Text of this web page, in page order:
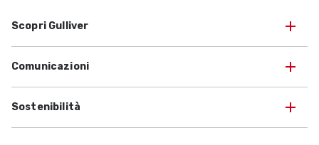
Scopri Gulliver
Comunicazioni
Sostenibilità